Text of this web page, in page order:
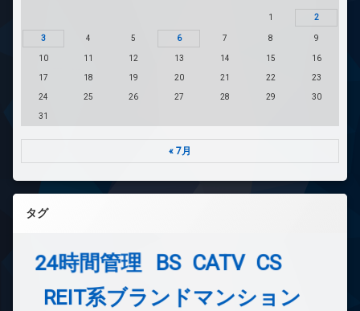
1 2
3 4 5 6 7 8 9
10 11 12 13 14 15 16
17 18 19 20 21 22 23
24 25 26 27 28 29 30
31
« 7月
タグ
24時間管理 BS CATV CS
REIT系ブランドマンション